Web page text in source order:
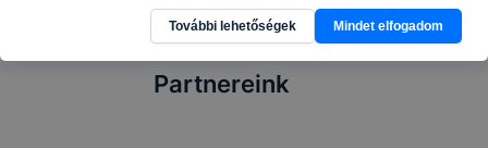
Partnereink
További lehetőségek Mindet elfogadom